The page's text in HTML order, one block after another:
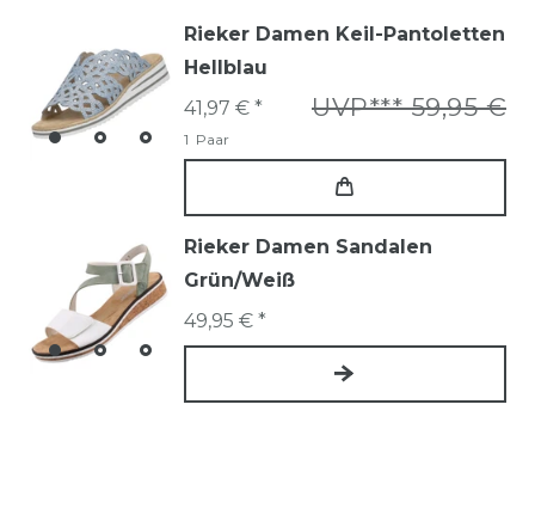
Rieker Damen Keil-Pantoletten
Hellblau
UVP*** 59,95 €
41,97 € *
1 Paar
Rieker Damen Sandalen
Grün/Weiß
49,95 € *